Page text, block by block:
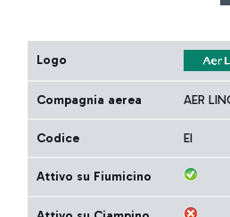
Logo
Compagnia aerea AER
Codice EI
Attivo su Fiumicino